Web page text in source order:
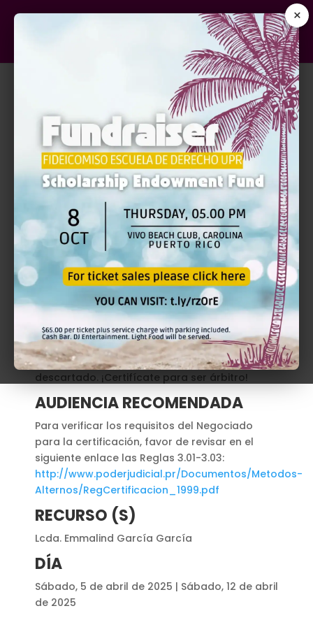
×
DESCRIPCIÓN DEL CURSO
El arbitraje es el método alterno que está
sustituyendo los foros judiciales, y según la
tendencia, toda controversia en que exista
acuerdo de arbitraje el foro judicial queda
descartado. ¡Certifícate para ser árbitro!
AUDIENCIA RECOMENDADA
Para verificar los requisitos del Negociado
para la certificación, favor de revisar en el
siguiente enlace las Reglas 3.01-3.03:
http://www.poderjudicial.pr/Documentos/Metodos-
Alternos/RegCertificacion_1999.pdf
RECURSO (S)
Lcda. Emmalind García García
DÍA
Sábado, 5 de abril de 2025 | Sábado, 12 de abril
de 2025